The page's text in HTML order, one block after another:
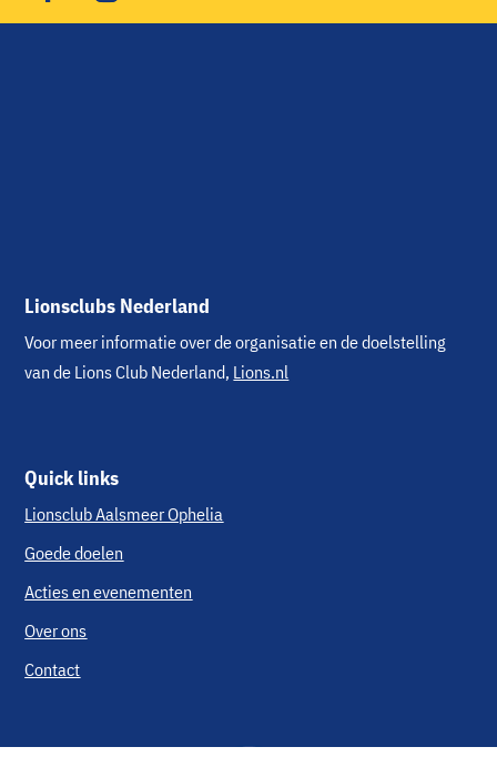
Lionsclubs Nederland
Voor meer informatie over de organisatie en de doelstelling
van de Lions Club Nederland, Lions.nl
Quick links
Lionsclub Aalsmeer Ophelia
Goede doelen
Acties en evenementen
Over ons
Contact